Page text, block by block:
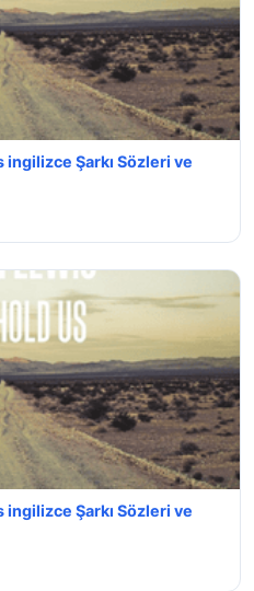
ingilizce Şarkı Sözleri ve
ingilizce Şarkı Sözleri ve